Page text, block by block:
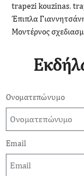
trapezi kouzinas,
Έπιπλα
Μοντέρνος
Ονοματεπώνυμο
Email